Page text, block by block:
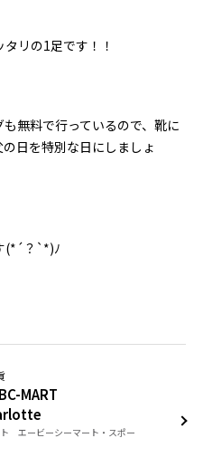
リの1足です！！
無料で行っているので、靴に
日を特別な日にしましょ
(*´？`*)ﾉ
MART
エービーシーマート・スポー